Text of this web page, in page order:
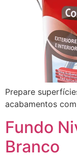
Prepare
acabamentos
Fundo
Branco